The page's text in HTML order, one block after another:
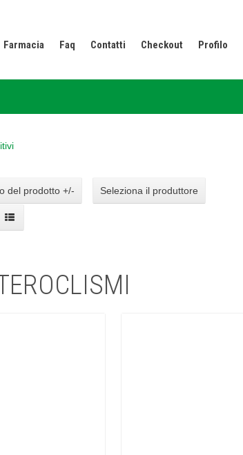
Farmacia Faq Contatti Checkout Profilo
del prodotto +/- Seleziona il produttore